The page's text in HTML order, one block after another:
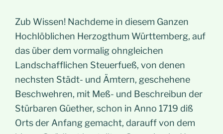
Zub Wissen! Nachdeme in diesem Ganzen
Hochlöblichen Herzogthum Württemberg, auf
das über dem vormalig ohngleichen
Landschafflichen Steuerfueß, von denen
nechsten Städt- und Ämtern, geschehene
Beschwehren, mit Meß- und Beschreibun der
Stürbaren Güether, schon in Anno 1719 diß
Orts der Anfang gemacht, darauff von dem